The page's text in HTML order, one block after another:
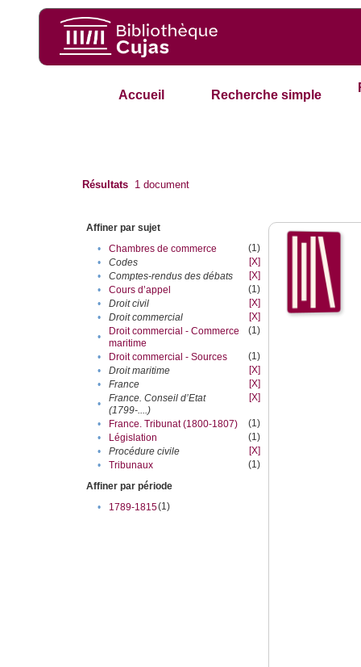
Accueil Recherche simple
Résultats 1 document
Affiner par sujet
•
Chambres de commerce
(1)
•
Codes
[X]
•
Comptes-rendus des débats
[X]
•
Cours d’appel
(1)
•
Droit civil
[X]
•
Droit commercial
[X]
•
Droit commercial - Commerce
maritime
(1)
• Droit commercial - Sources
(1)
•
Droit maritime
[X]
•
France
[X]
•
France. Conseil d’Etat
(1799-....)
[X]
• France. Tribunat (1800-1807)
(1)
•
Législation
(1)
•
Procédure civile
[X]
•
Tribunaux
(1)
Affiner par période
•
1789-1815(1)